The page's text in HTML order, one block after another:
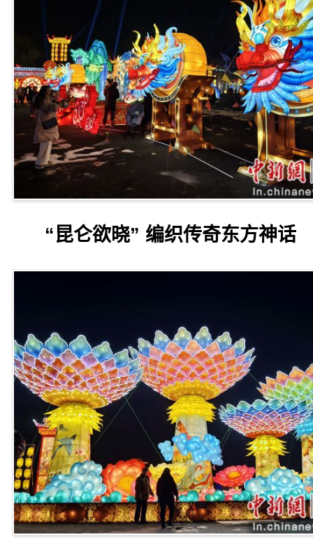
“昆仑欲晓” 编织传奇东方神话